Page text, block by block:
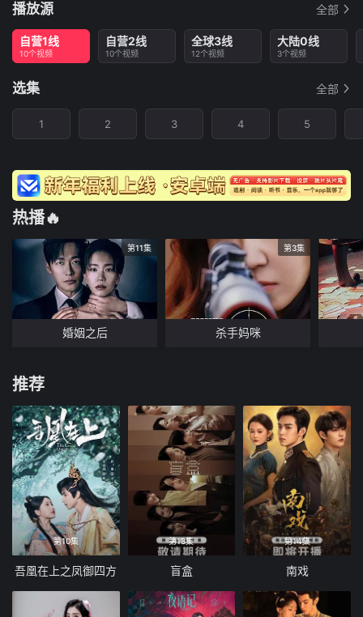
播放源 全部
自营1线
10个视频
自营2线
10个视频
全球3线
12个视频
大陆0线
3个视频
选集 全部
1 2 3 4 5
热播🔥
第11集
婚姻之后
第3集
杀手妈咪
推荐
第10集
吾凰在上之凤御四方
第13集
盲盒
第14集
南戏